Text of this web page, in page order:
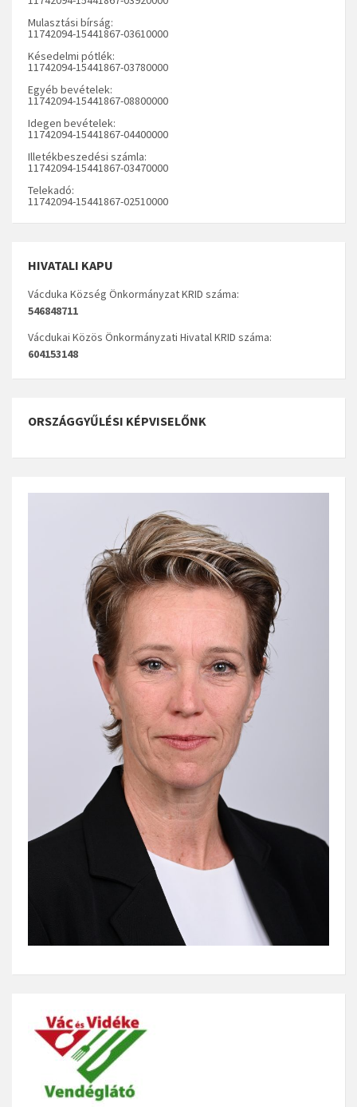
Mulasztási bírság:
11742094-15441867-03610000
Késedelmi pótlék:
11742094-15441867-03780000
Egyéb bevételek:
11742094-15441867-08800000
Idegen bevételek:
11742094-15441867-04400000
Illetékbeszedési számla:
11742094-15441867-03470000
Telekadó:
11742094-15441867-02510000
HIVATALI KAPU
Vácduka Község Önkormányzat KRID száma:
546848711
Vácdukai Közös Önkormányzati Hivatal KRID száma:
604153148
ORSZÁGGYŰLÉSI KÉPVISELŐNK